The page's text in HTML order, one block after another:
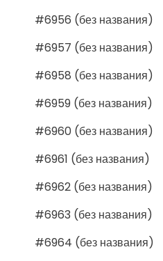
#6956 (без названия)
#6957 (без названия)
#6958 (без названия)
#6959 (без названия)
#6960 (без названия)
#6961 (без названия)
#6962 (без названия)
#6963 (без названия)
#6964 (без названия)